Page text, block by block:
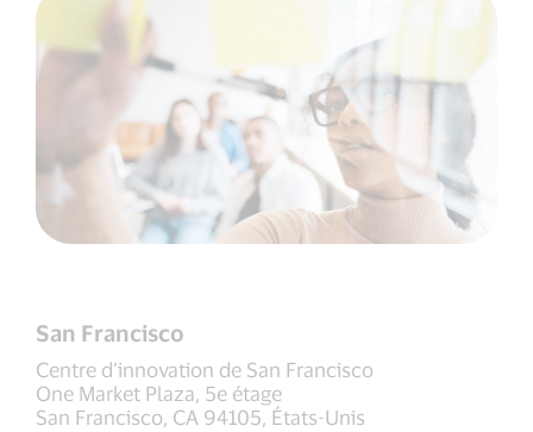
San Francisco
Centre d’innovation de San Francisco
One Market Plaza, 5e étage
San Francisco, CA 94105, États-Unis